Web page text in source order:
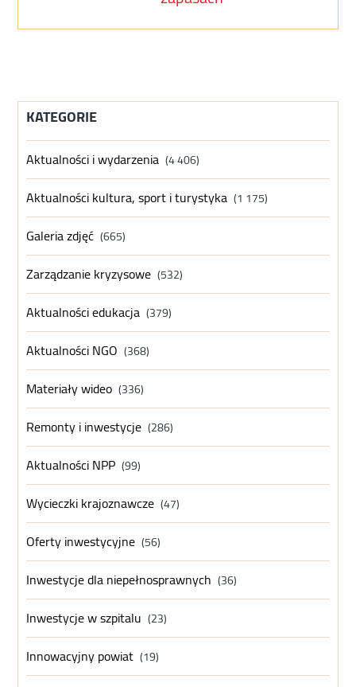
KATEGORIE
Aktualności i wydarzenia (4 406)
Aktualności kultura, sport i turystyka (1 175)
Galeria zdjęć (665)
Zarządzanie kryzysowe (532)
Aktualności edukacja (379)
Aktualności NGO (368)
Materiały wideo (336)
Remonty i inwestycje (286)
Aktualności NPP (99)
Wycieczki krajoznawcze (47)
Oferty inwestycyjne (56)
Inwestycje dla niepełnosprawnych (36)
Inwestycje w szpitalu (23)
Innowacyjny powiat (19)